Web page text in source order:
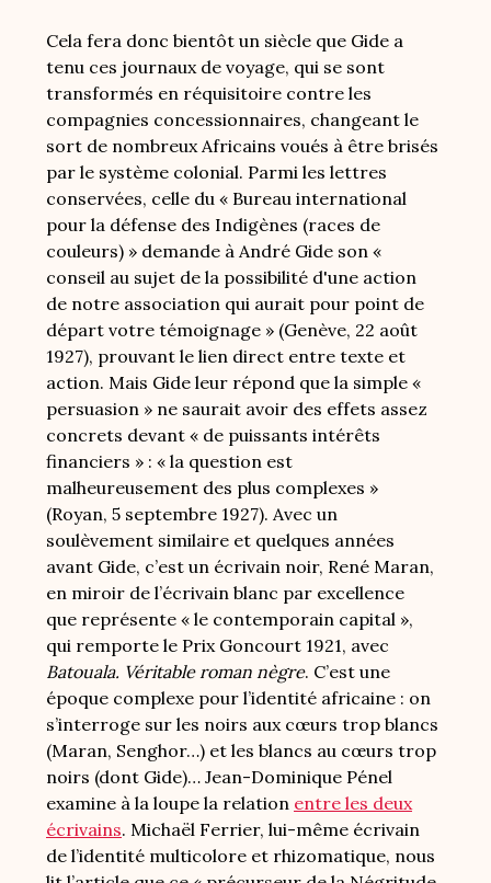
Cela fera donc bientôt un siècle que Gide a
tenu ces journaux de voyage, qui se sont
transformés en réquisitoire contre les
compagnies concessionnaires, changeant le
sort de nombreux Africains voués à être brisés
par le système colonial. Parmi les lettres
conservées, celle du « Bureau international
pour la défense des Indigènes (races de
couleurs) » demande à André Gide son «
conseil au sujet de la possibilité d'une action
de notre association qui aurait pour point de
départ votre témoignage » (Genève, 22 août
1927), prouvant le lien direct entre texte et
action. Mais Gide leur répond que la simple «
persuasion » ne saurait avoir des effets assez
concrets devant « de puissants intérêts
financiers » : « la question est
malheureusement des plus complexes »
(Royan, 5 septembre 1927). Avec un
soulèvement similaire et quelques années
avant Gide, c’est un écrivain noir, René Maran,
en miroir de l’écrivain blanc par excellence
que représente « le contemporain capital »,
qui remporte le Prix Goncourt 1921, avec
Batouala. Véritable roman nègre. C’est une
époque complexe pour l’identité africaine : on
s’interroge sur les noirs aux cœurs trop blancs
(Maran, Senghor…) et les blancs au cœurs trop
noirs (dont Gide)… Jean-Dominique Pénel
examine à la loupe la relation entre les deux
écrivains. Michaël Ferrier, lui-même écrivain
de l’identité multicolore et rhizomatique, nous